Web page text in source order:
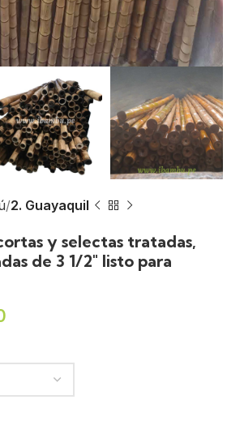
2. Guayaquil
y selectas tratadas,
de 3 1/2″ listo para